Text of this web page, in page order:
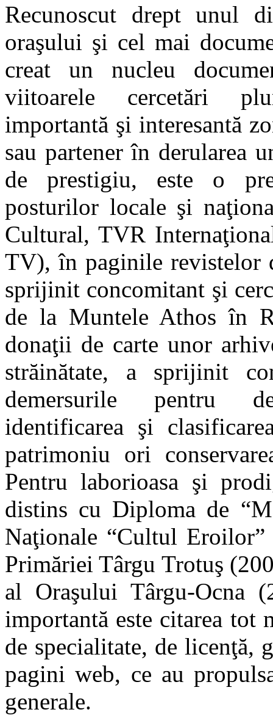
Recunoscut drept unul
oraşului şi cel mai
creat un nucleu
viitoarele cercetări
importantă şi interesantă
sau partener în derularea
de prestigiu, este o
posturilor locale şi
Cultural, TVR
TV), în paginile revistelor
sprijinit concomitant şi
de la Muntele Athos în
donaţii de carte unor
străinătate, a sprijinit
demersurile pentru
identificarea şi
patrimoniu ori
Pentru laborioasa şi
distins cu Diploma de
Naţionale “Cultul
Primăriei Târgu Trotuş
al Oraşului Târgu-Ocna
importantă este citarea tot
de specialitate, de licenţă,
pagini web, ce au
generale.